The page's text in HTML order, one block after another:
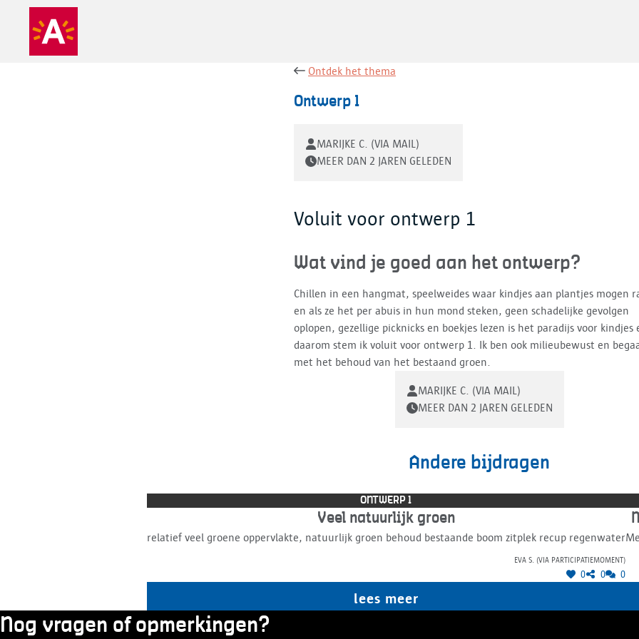
Ontdek het thema
Ontwerp 1
MARIJKE C. (VIA MAIL)
MEER DAN 2 JAREN GELEDEN
Voluit voor ontwerp 1
Wat vind je goed aan het ontwerp?
Chillen in een hangmat, speelweides waar kindjes aan plantjes mogen
en als ze het per abuis in hun mond steken, geen schadelijke gevolgen
oplopen, gezellige picknicks en boekjes lezen is het paradijs voor kindjes
daarom stem ik voluit voor ontwerp 1. Ik ben ook milieubewust en
met het behoud van het bestaand groen.
MARIJKE C. (VIA MAIL)
MEER DAN 2 JAREN GELEDEN
Andere bijdragen
ONTWERP 1
Veel natuurlijk groen
relatief veel groene oppervlakte, natuurlijk groen behoud bestaande boom zitplek recup regenwater
Eva S. (via participatiemoment)
0 0 0
lees meer
Nog vragen of opmerkingen?